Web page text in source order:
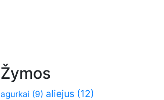
Žymos
agurkai (9) aliejus (12)